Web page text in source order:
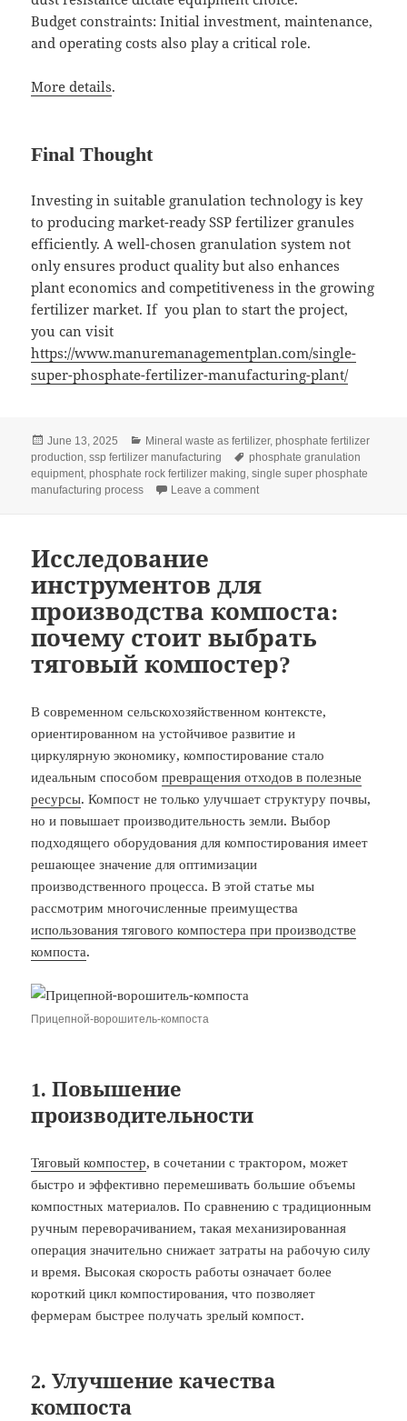
Budget constraints: Initial investment, maintenance,
and operating costs also play a critical role.
More details.
Final Thought
Investing in suitable granulation technology is key
to producing market-ready SSP fertilizer granules
efficiently. A well-chosen granulation system not
only ensures product quality but also enhances
plant economics and competitiveness in the growing
fertilizer market. If you plan to start the project,
you can visit
https://www.manuremanagementplan.com/single-
super-phosphate-fertilizer-manufacturing-plant/
Posted
on
June 13, 2025 Categories
Mineral waste as fertilizer,phosphate fertilizer
production,ssp fertilizer manufacturing Tags
phosphate granulation
equipment,phosphate rock fertilizer making,single super phosphate
manufacturing process
Leave a commenton Choosing the Right
Исследование
инструментов для
производства компоста:
почему стоит выбрать
тяговый компостер?
В современном сельскохозяйственном контексте,
ориентированном на устойчивое развитие и
циркулярную экономику, компостирование стало
идеальным способомпревращения отходов в полезные
ресурсы. Компост не только улучшает структуру почвы,
но и повышает производительность земли. Выбор
подходящего оборудования для компостирования имеет
решающее значение для оптимизации
производственного процесса. В этой статье мы
рассмотрим многочисленные преимущества
использования тягового компостера при производстве
компоста.
Прицепной-ворошитель-компоста
1. Повышение
производительности
Тяговый компостер, в сочетании с трактором, может
быстро и эффективно перемешивать большие объемы
компостных материалов. По сравнению с традиционным
ручным переворачиванием, такая механизированная
операция значительно снижает затраты на рабочую силу
и время. Высокая скорость работы означает более
короткий цикл компостирования, что позволяет
фермерам быстрее получать зрелый компост.
2. Улучшение качества
компоста